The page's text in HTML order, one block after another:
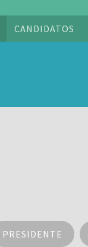
CANDIDATOS
PRESIDENTE